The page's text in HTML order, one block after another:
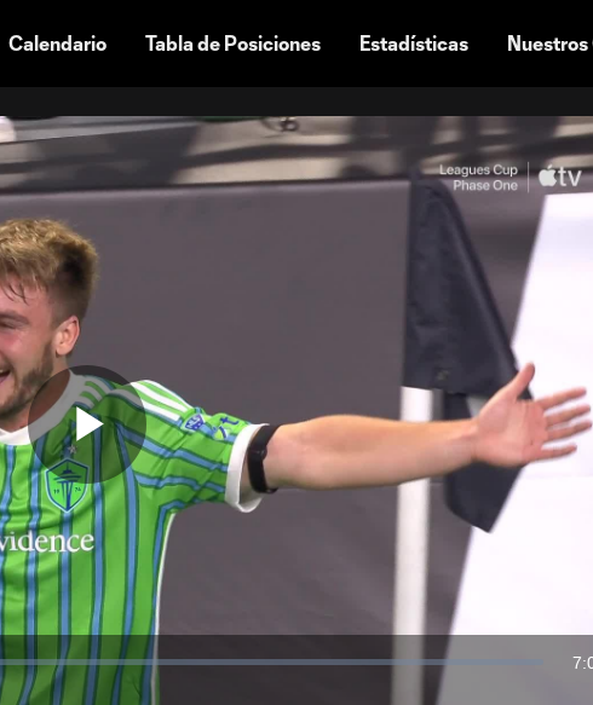
Calendario Tabla de Posiciones Estadísticas Nuestros
Play
Video